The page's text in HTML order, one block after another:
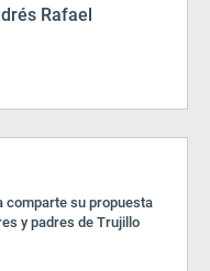
Rafael
comparte su propuesta
y padres de Trujillo